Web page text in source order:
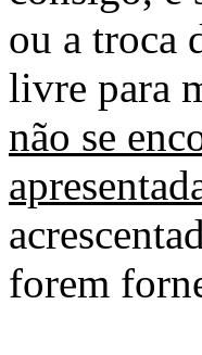
ou a troca
livre para
não se
forem